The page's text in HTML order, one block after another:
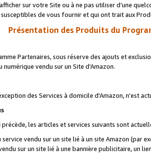
sur votre Site ou à ne pas utiliser d’une
susceptibles de vous fournir et qui ont trait aux
Présentation des Produits du
Partenaires, sous réserve des ajouts et
numérique vendu sur un Site d'Amazon.
des Services à domicile d'Amazon, n'est
les articles et services suivants sont
vendu sur un site lié à un site Amazon (par
sur un site lié à une bannière publicitaire, un